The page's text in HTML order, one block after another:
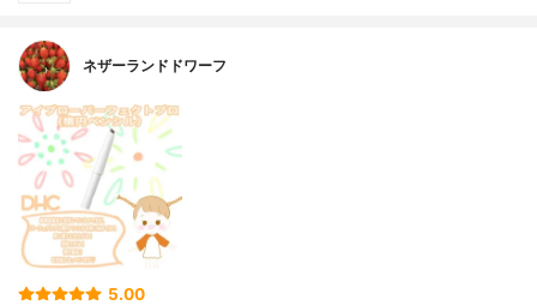
ネザーランドドワーフ
5.00